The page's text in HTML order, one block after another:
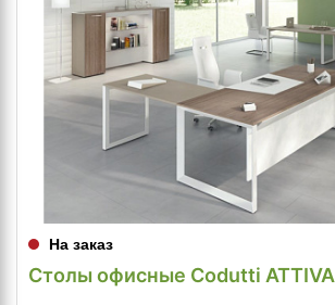
На заказ
Столы офисные Codutti ATTIVA